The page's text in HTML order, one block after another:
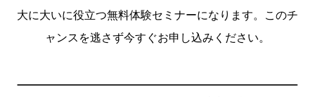
大に大いに役立つ無料体験セミナーになります。このチ
ャンスを逃さず今すぐお申し込みください。